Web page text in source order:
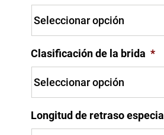
Clasificación de la brida *
Longitud de retraso especial